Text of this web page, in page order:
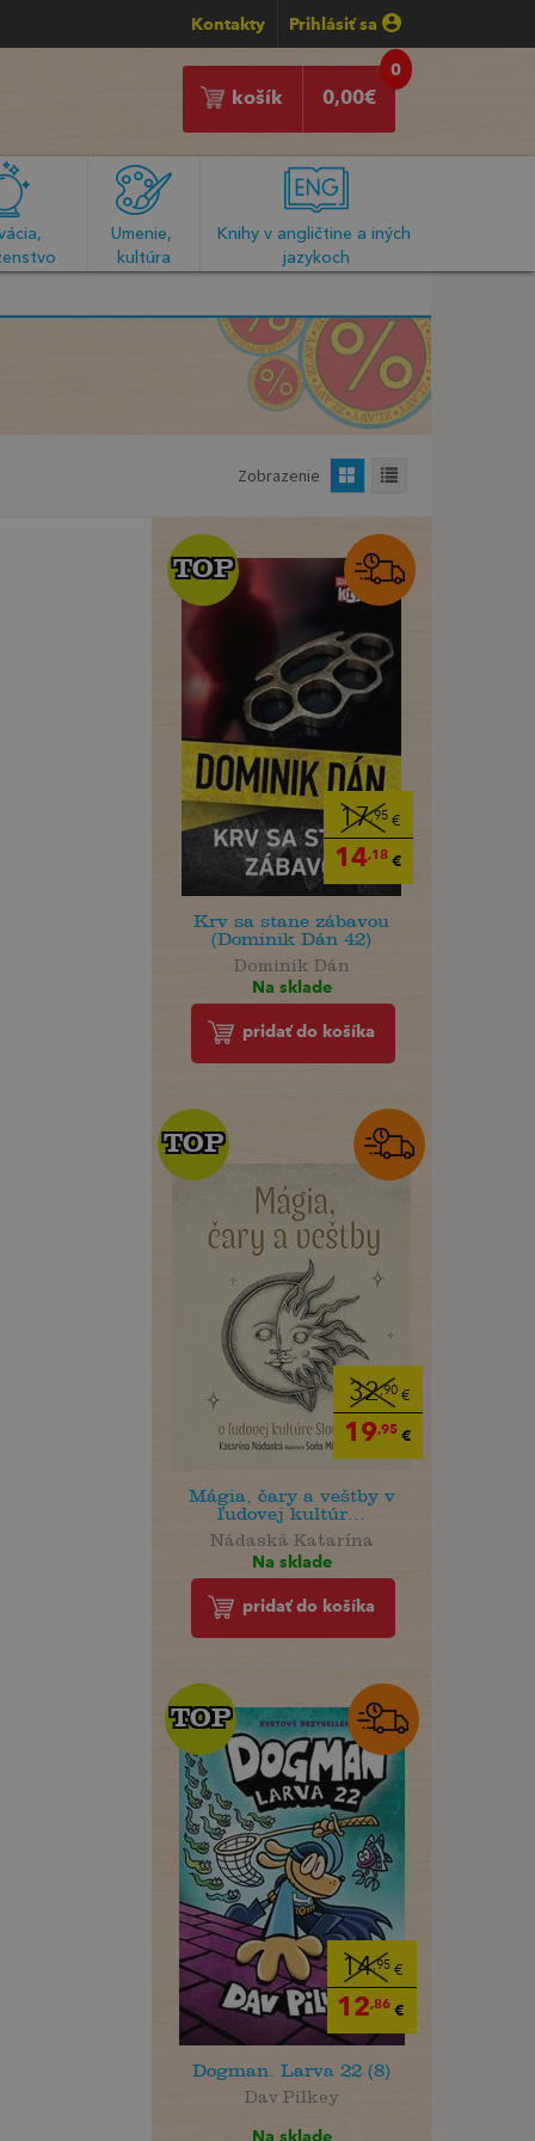
Kontakty Prihlásiť sa
0
0,00€
košík
Umenie,
kultúra
Knihy v angličtine a iných
jazykoch
Zobrazenie
17,95€
14,18€
TOP
TOP
Krv sa stane zábavou
(Dominik Dán 42)
Dominik Dán
Na sklade
pridať do košíka
32,90€
19,95€
TOP
TOP
Mágia, čary a veštby v
ľudovej kultúr...
Nádaská Katarína
Na sklade
pridať do košíka
14,95 €
12,86 €
TOP
TOP
Dogman. Larva 22 (8)
Dav Pilkey
Na sklade